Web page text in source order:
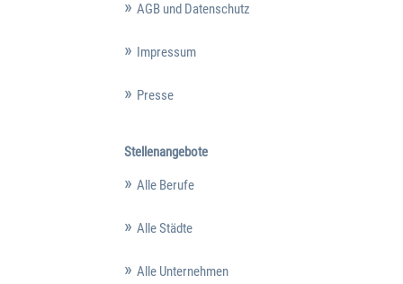
AGB und Datenschutz
Impressum
Presse
Stellenangebote
Alle Berufe
Alle Städte
Alle Unternehmen